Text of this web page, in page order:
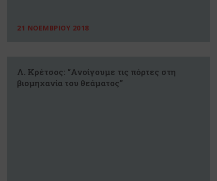
21 ΝΟΕΜΒΡΙΟΥ 2018
Λ. Κρέτσος: “Ανοίγουμε τις πόρτες στη
βιομηχανία του θεάματος”